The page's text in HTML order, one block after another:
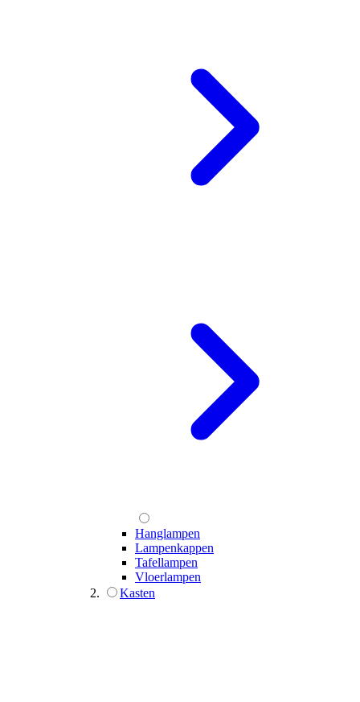
Hanglampen
Lampenkappen
Tafellampen
Vloerlampen
Kasten